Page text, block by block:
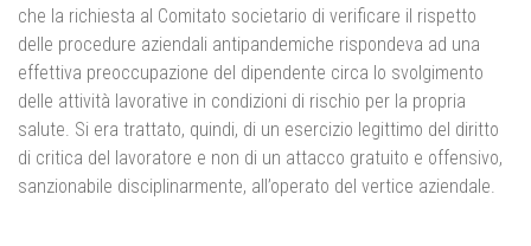
che la richiesta al Comitato societario di verificare il rispetto
delle procedure aziendali antipandemiche rispondeva ad una
effettiva preoccupazione del dipendente circa lo svolgimento
delle attività lavorative in condizioni di rischio per la propria
salute. Si era trattato, quindi, di un esercizio legittimo del diritto
di critica del lavoratore e non di un attacco gratuito e offensivo,
sanzionabile disciplinarmente, all’operato del vertice aziendale.